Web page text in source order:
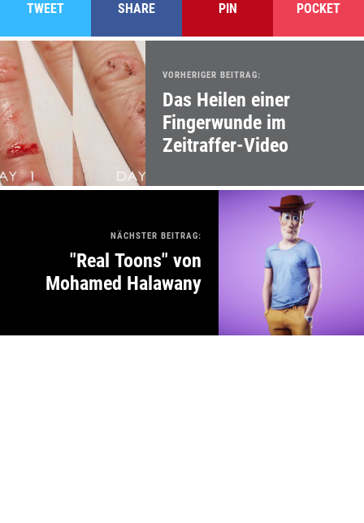
TWEET SHARE PIN POCKET
VORHERIGER BEITRAG:
Das Heilen einer
Fingerwunde im
Zeitraffer-Video
NÄCHSTER BEITRAG:
"Real Toons" von
Mohamed Halawany